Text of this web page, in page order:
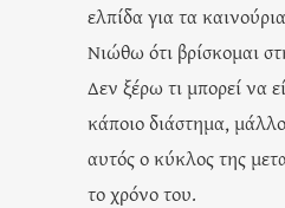
ελπίδα για τα
Νιώθω ότι βρίσκομαι
Δεν ξέρω τι μπορεί να
κάποιο διάστημα,
αυτός ο κύκλος της
το χρόνο του.